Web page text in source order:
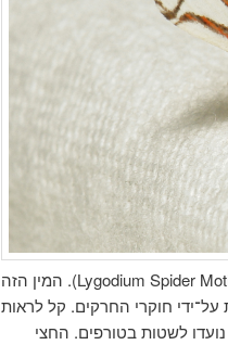
(תרגום שלי ל-Lygodium Spider Moth). המין הזה
רשמית על־ידי חוקרי החרקים. קל לראות
לשטות בטורפים. החצי